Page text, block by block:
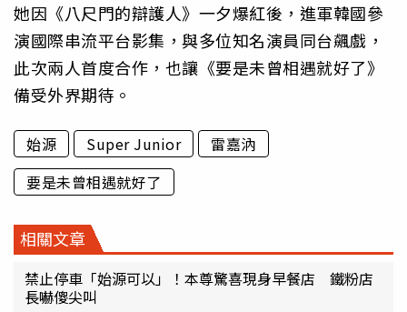
她因《八尺門的辯護人》一夕爆紅後，進軍韓國參
演國際串流平台影集，與多位知名演員同台飆戲，
此次兩人首度合作，也讓《要是未曾相遇就好了》
備受外界期待。
始源 Super Junior
雷嘉汭
要是未曾相遇就好了
相關文章
禁止停車「始源可以」！本尊驚喜現身早餐店 鐵粉店
長嚇傻尖叫